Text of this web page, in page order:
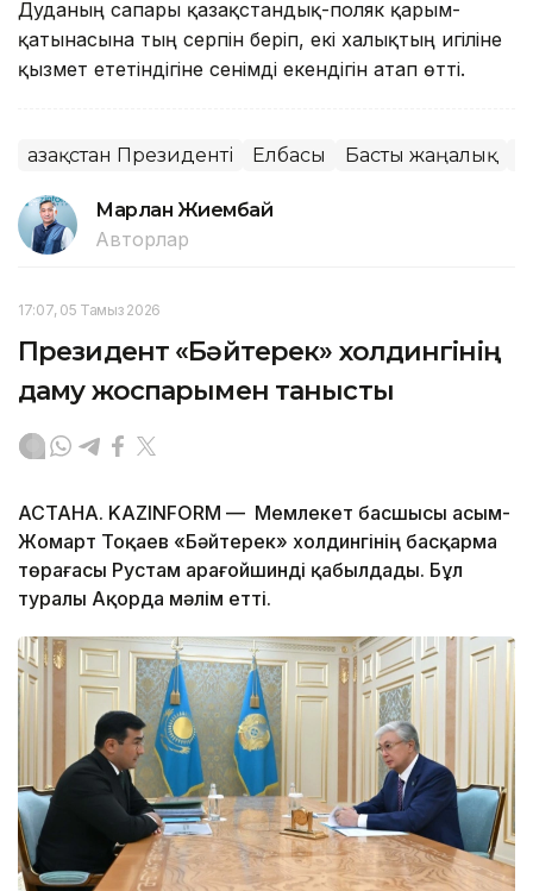
Дуданың сапары қазақстандық-поляк қарым-
қатынасына тың серпін беріп, екі халықтың игіліне
қызмет ететіндігіне сенімді екендігін атап өтті.
Қазақстан Президенті Елбасы Басты жаңалық
Марлан Жиембай
Авторлар
17:07, 05 Тамыз 2026
Президент «Бәйтерек» холдингінің
даму жоспарымен танысты
АСТАНА. KAZINFORM — Мемлекет басшысы Қасым-
Жомарт Тоқаев «Бәйтерек» холдингінің басқарма
төрағасы Рустам Қарағойшинді қабылдады. Бұл
туралы Ақорда мәлім етті.